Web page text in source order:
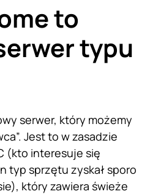
to
typu
serwer, który możemy
Jest to w zasadzie
(kto interesuje się
typ sprzętu zyskał sporo
który zawiera świeże